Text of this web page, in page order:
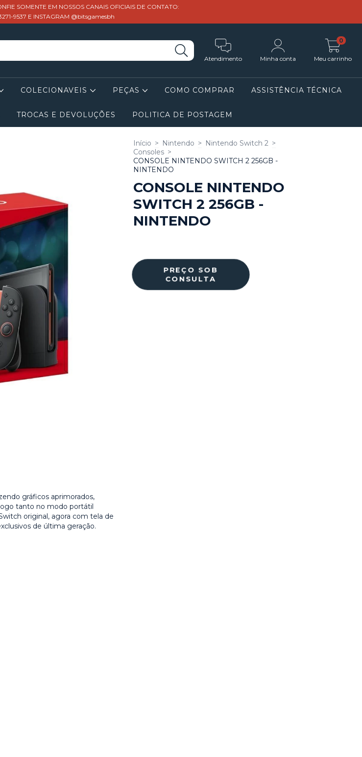
SOMENTE EM NOSSOS CANAIS OFICIAIS DE CONTATO:
9537 E INSTAGRAM @bitsgamesbh
Atendimento Minha conta Meu carrinho
0
COLECIONAVEIS PEÇAS COMO COMPRAR ASSISTÊNCIA TÉCNICA
TROCAS E DEVOLUÇÕES POLITICA DE POSTAGEM
gráficos aprimorados,
tanto no modo portátil
original, agora com tela de
de última geração.
Início > Nintendo > Nintendo Switch 2 >
Consoles >
CONSOLE NINTENDO SWITCH 2 256GB -
NINTENDO
CONSOLE NINTENDO
SWITCH 2 256GB -
NINTENDO